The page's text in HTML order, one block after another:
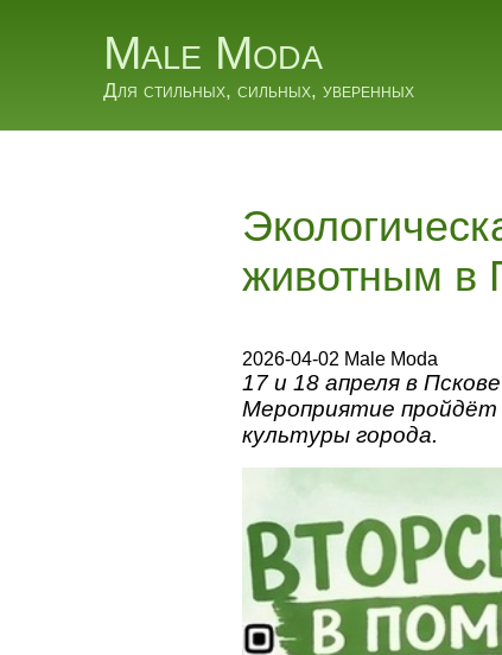
Male Moda
Для стильных, сильных, уверенных
животным в
2026-04-02 Male Moda
17 и 18 апреля в
Мероприятие пройдёт
культуры города.